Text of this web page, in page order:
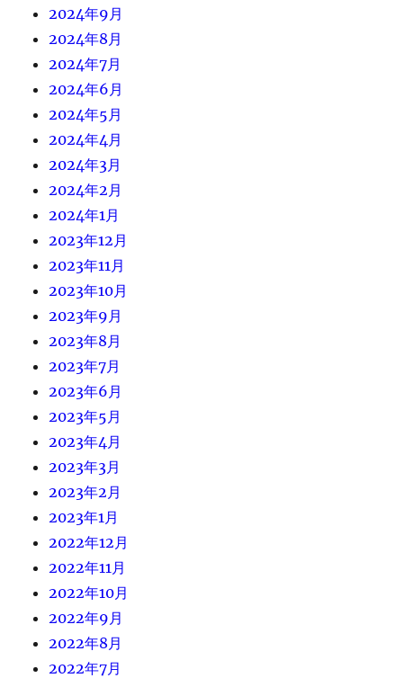
2024年9月
2024年8月
2024年7月
2024年6月
2024年5月
2024年4月
2024年3月
2024年2月
2024年1月
2023年12月
2023年11月
2023年10月
2023年9月
2023年8月
2023年7月
2023年6月
2023年5月
2023年4月
2023年3月
2023年2月
2023年1月
2022年12月
2022年11月
2022年10月
2022年9月
2022年8月
2022年7月